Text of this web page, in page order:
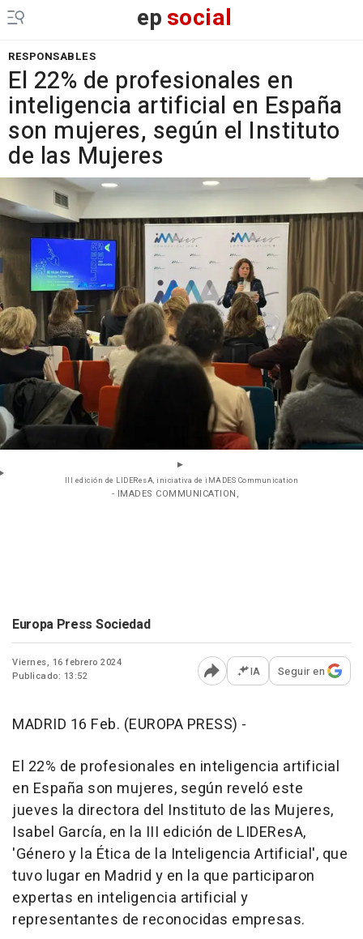
epsocial
RESPONSABLES
El 22% de profesionales en
inteligencia artificial en España
son mujeres, según el Instituto
de las Mujeres
III edición de LIDEResA, iniciativa de iMADES Communication
- IMADES COMMUNICATION,
Europa Press Sociedad
Viernes, 16 febrero 2024
Publicado: 13:52
Abrir opciones para
IA Seguir en
MADRID 16 Feb. (EUROPA PRESS) -
El 22% de profesionales en inteligencia artificial
en España son mujeres, según reveló este
jueves la directora del Instituto de las Mujeres,
Isabel García, en la III edición de LIDEResA,
'Género y la Ética de la Inteligencia Artificial', que
tuvo lugar en Madrid y en la que participaron
expertas en inteligencia artificial y
representantes de reconocidas empresas.